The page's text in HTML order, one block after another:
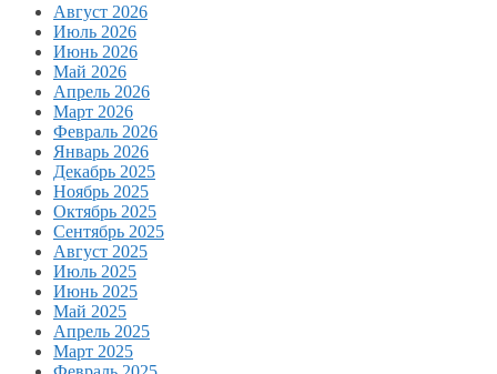
Август 2026
Июль 2026
Июнь 2026
Май 2026
Апрель 2026
Март 2026
Февраль 2026
Январь 2026
Декабрь 2025
Ноябрь 2025
Октябрь 2025
Сентябрь 2025
Август 2025
Июль 2025
Июнь 2025
Май 2025
Апрель 2025
Март 2025